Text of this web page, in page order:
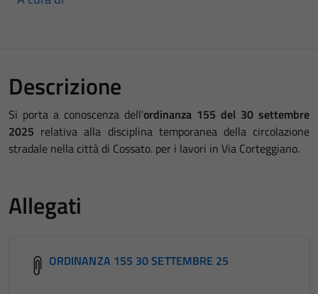
Descrizione
Si porta a conoscenza dell'ordinanza 155 del 30 settembre
2025 relativa alla disciplina temporanea della circolazione
stradale nella città di Cossato. per i lavori in Via Corteggiano.
Allegati
ORDINANZA 155 30 SETTEMBRE 25